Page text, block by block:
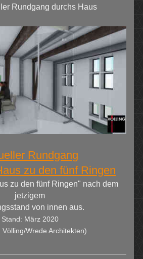
Rundgang durchs Haus
Rundgang
zu den fünf Ringen
zu den fünf Ringen" nach dem
jetzigem
von innen aus.
Stand: März 2020
Völling/Wrede Architekten)